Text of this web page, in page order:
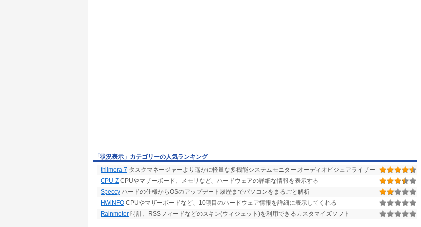
「状況表示」カテゴリーの人気ランキング
thilmera 7 タスクマネージャーより遥かに軽量な多機能システムモニター,オーディオビジュアライザー
CPU-Z CPUやマザーボード、メモリなど、ハードウェアの詳細な情報を表示する
Speccy ハードの仕様からOSのアップデート履歴までパソコンをまるごと解析
HWiNFO CPUやマザーボードなど、10項目のハードウェア情報を詳細に表示してくれる
Rainmeter 時計、RSSフィードなどのスキン(ウィジェット)を利用できるカスタマイズソフト